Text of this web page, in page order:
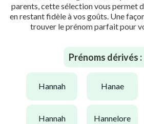
parents, cette sélection vous permet
en restant fidèle à vos goûts. Une
trouver le prénom parfait pour
Prénoms dérivés :
hannah hanae
hannah hannelore